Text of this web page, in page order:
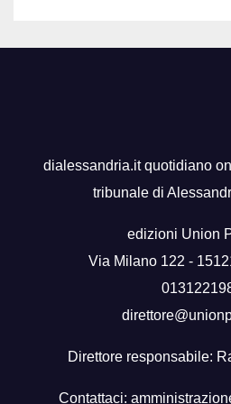
dialessandria.it quotidiano
tribunale di
edizioni Union
Via Milano 122 -
Direttore responsabile:
Contattaci: